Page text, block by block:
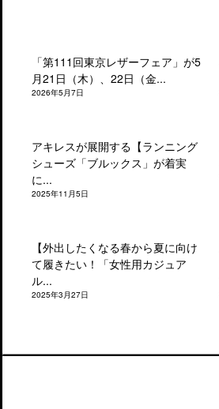
「第111回東京レザーフェア」が5
月21日（木）、22日（金...
2026年5月7日
アキレスが展開する【ランニング
シューズ「ブルックス」が着実
に...
2025年11月5日
【外出したくなる春から夏に向け
て履きたい！「女性用カジュア
ル...
2025年3月27日